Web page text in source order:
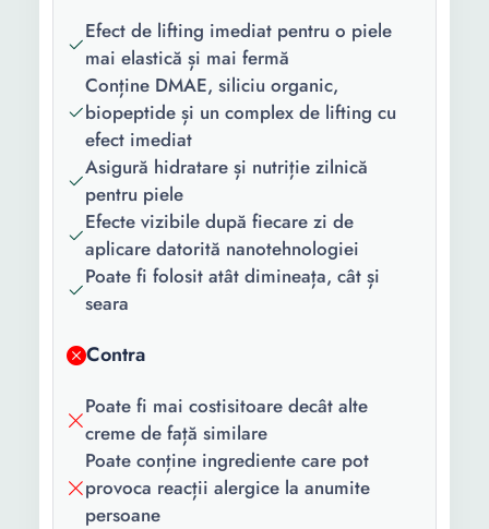
Proprietati:
Acid glicolic
Continut
pachet:
1 x Crema
Cantitate: 50 ml
Efect de lifting imediat pentru o piele
mai elastică și mai fermă
Conține DMAE, siliciu organic,
biopeptide și un complex de lifting cu
efect imediat
Asigură hidratare și nutriție zilnică
pentru piele
Efecte vizibile după fiecare zi de
aplicare datorită nanotehnologiei
Poate fi folosit atât dimineața, cât și
seara
Contra
Poate fi mai costisitoare decât alte
creme de față similare
Poate conține ingrediente care pot
provoca reacții alergice la anumite
persoane